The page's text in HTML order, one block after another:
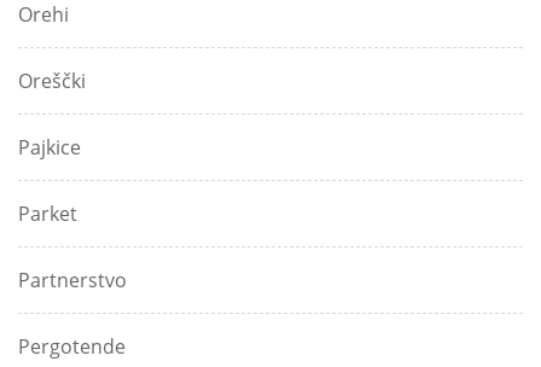
Orehi
Oreščki
Pajkice
Parket
Partnerstvo
Pergotende